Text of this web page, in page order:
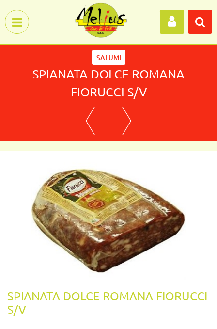
SALUMI
SPIANATA DOLCE ROMANA
FIORUCCI S/V
SPIANATA DOLCE ROMANA FIORUCCI
S/V